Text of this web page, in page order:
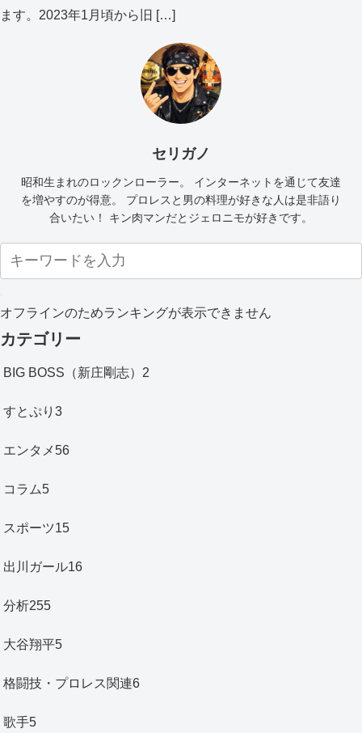
ます。2023年1月頃から旧 […]
セリガノ
昭和生まれのロックンローラー。 インターネットを通じて友達
を増やすのが得意。 プロレスと男の料理が好きな人は是非語り
合いたい！ キン肉マンだとジェロニモが好きです。
オフラインのためランキングが表示できません
カテゴリー
BIG BOSS（新庄剛志） 2
すとぷり 3
エンタメ56
コラム5
スポーツ15
出川ガール16
分析255
大谷翔平5
格闘技・プロレス関連6
歌手5